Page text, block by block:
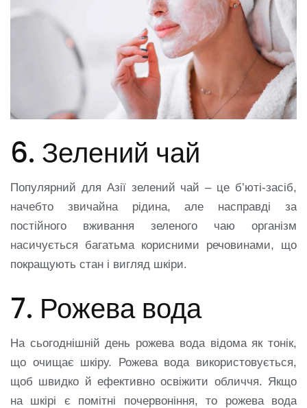
6. Зелений чай
Популярний для Азії зелений чай – це б’юті-засіб,
начебто звичайна рідина, але насправді за
постійного вживання зеленого чаю організм
насичується багатьма корисними речовинами, що
покращують стан і вигляд шкіри.
7. Рожева вода
На сьогоднішній день рожева вода відома як тонік,
що очищає шкіру. Рожева вода використовується,
щоб швидко й ефективно освіжити обличчя. Якщо
на шкірі є помітні почервоніння, то рожева вода